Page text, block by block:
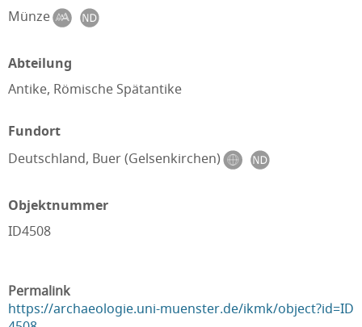
Münze
Abteilung
Antike, Römische Spätantike
Fundort
Deutschland, Buer (Gelsenkirchen)
Objektnummer
ID4508
Permalink
https://archaeologie.uni-muenster.de/ikmk/object?id=ID